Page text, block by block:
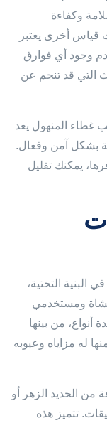
وكفاءة
قياس أخرى يعتبر
وجود أي فوارق
التي قد تنجم عن
غطاء المنهول يعد
بشكل آمن وفعال.
يمكنك تقليل
البنية التحتية،
ومستخدمي
أنواع، من بينها
له مزاياه وعيوبه
من الحديد الزهر أو
تتميز هذه